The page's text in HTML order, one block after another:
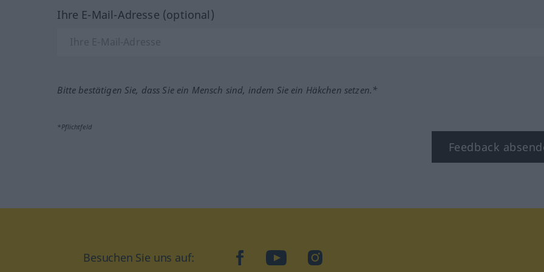
Ihre E-Mail-Adresse (optional)
Bitte bestätigen Sie, dass Sie ein Mensch sind, indem Sie ein Häkchen setzen.*
*Pflichtfeld
Feedback
Besuchen Sie uns auf: facebookYouTubeInstagram